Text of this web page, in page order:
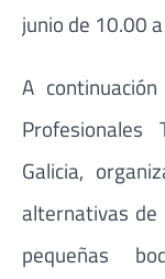
junio de 10.00
A
Profesionales
Galicia,
alternativas de
pequeñas